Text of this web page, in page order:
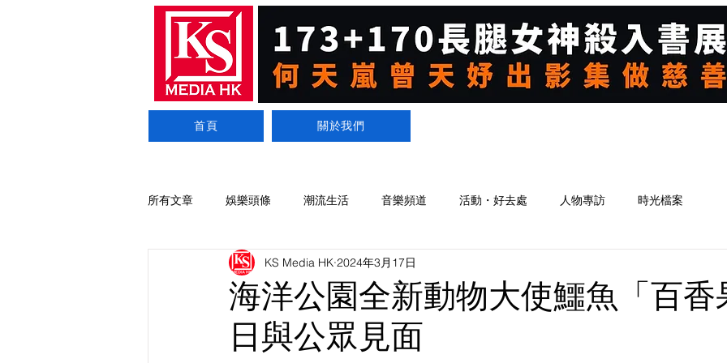
首頁 關於我們
所有文章 娛樂頭條 潮流生活 音樂頻道 活動・好去處 人物專訪 時光檔案
海洋公園全新動物大使鱷魚「百香
日與公眾見面
KS Media HK 2024年3月17日